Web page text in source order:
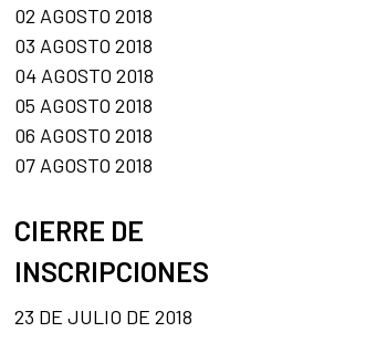
02 AGOSTO 2018
03 AGOSTO 2018
04 AGOSTO 2018
05 AGOSTO 2018
06 AGOSTO 2018
07 AGOSTO 2018
CIERRE DE
INSCRIPCIONES
23 DE JULIO DE 2018